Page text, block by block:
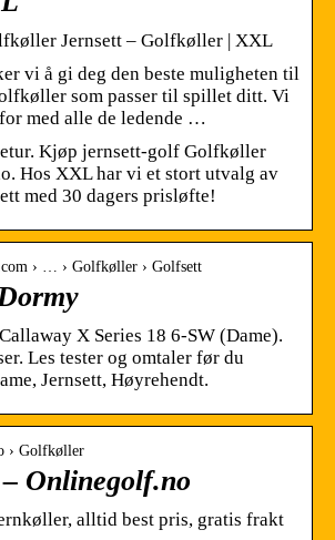
Jernsett – Golfkøller | XXL
vi å gi deg den beste muligheten til
som passer til spillet ditt. Vi
med alle de ledende …
Kjøp jernsett-golf Golfkøller
Hos XXL har vi et stort utvalg av
med 30 dagers prisløfte!
› … › Golfkøller › Golfsett
X Series 18 6-SW (Dame).
Les tester og omtaler før du
Jernsett, Høyrehendt.
› Golfkøller
Onlinegolf.no
alltid best pris, gratis frakt